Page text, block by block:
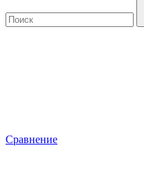
Сравнение